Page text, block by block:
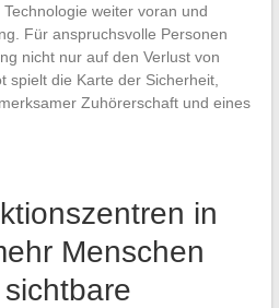
weiter voran und
Für anspruchsvolle Personen
nicht nur auf den Verlust von
spielt die Karte der Sicherheit,
Zuhörerschaft und eines
in
Menschen